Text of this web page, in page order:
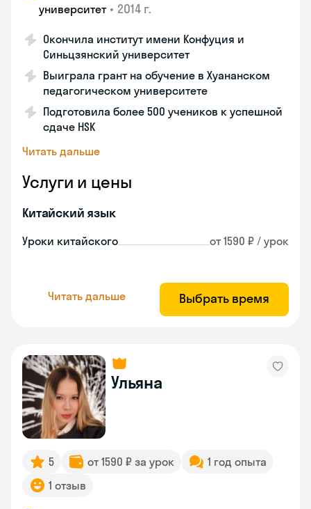
университет • 2014 г.
Окончила институт имени Конфуция и
Синьцзянский университет
Выиграла грант на обучение в Хуананском
педагогическом университете
Подготовила более 500 учеников к успешной
сдаче HSK
Читать дальше
Услуги и цены
Китайский язык
Уроки китайского от 1590 ₽ / урок
Читать дальше Выбрать время
Ульяна
5 от 1590 ₽ за урок
1 год опыта
1 отзыв